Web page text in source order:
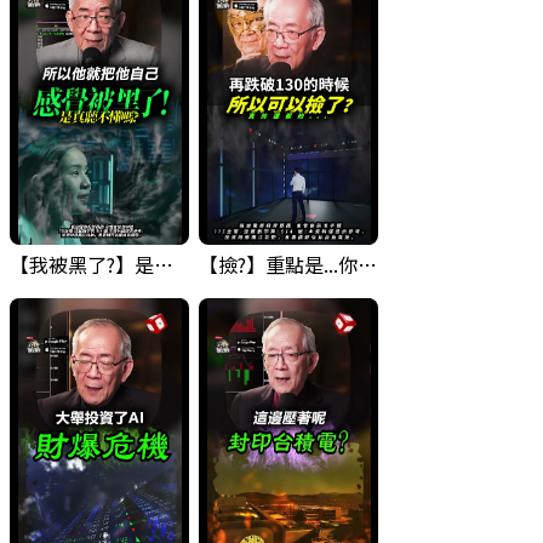
【我被黑了?】是真的聽不懂嗎...還是... #股票分析 #因果分析 【撿?】重點是...你敢撿嗎? 要撿什麼??? #科技四巨頭 #股票分析 #投資